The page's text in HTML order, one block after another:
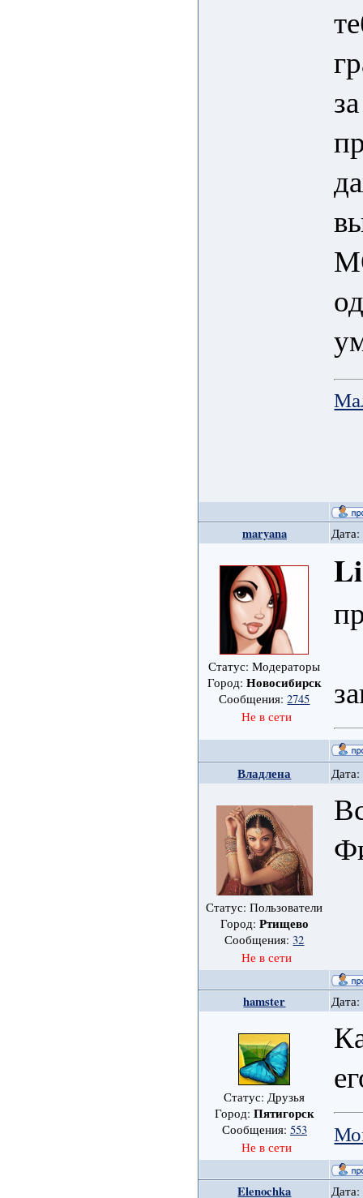
maryana Дата:
Статус: Модераторы
Город: Новосибирск
Сообщения:2745
Не в сети
Li
Владлена Дата:
Статус: Пользователи
Город: Ртищево
Сообщения:32
Не в сети
hamster
Статус: Друзья
Город: Пятигорск
Сообщения: 553
Не в сети
Elenochka